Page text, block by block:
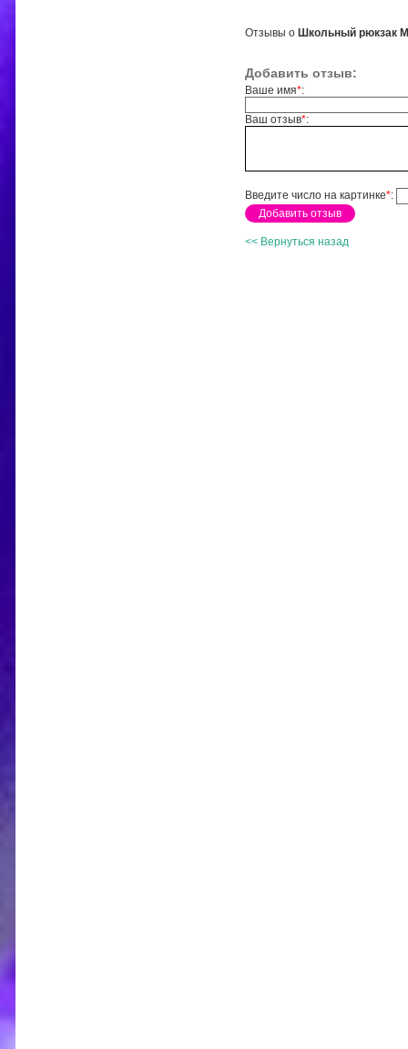
Отзывы о Школьный рюкзак
Добавить отзыв:
Ваше имя*:
Ваш отзыв*:
Введите число на картинке*:
<< Вернуться назад